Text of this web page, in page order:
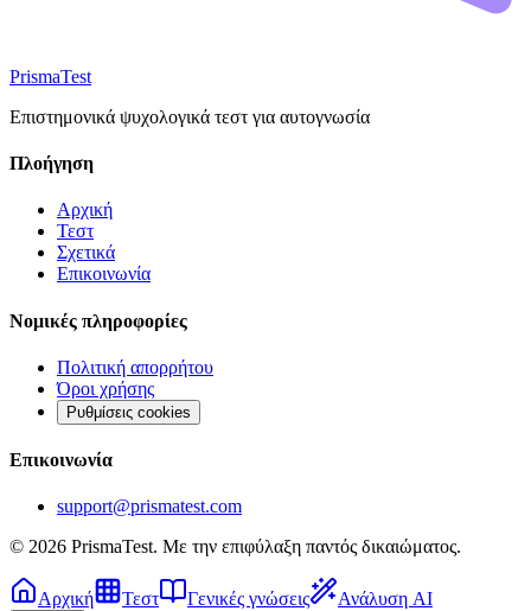
PrismaTest
Επιστημονικά ψυχολογικά τεστ για αυτογνωσία
Πλοήγηση
Αρχική
Τεστ
Σχετικά
Επικοινωνία
Νομικές πληροφορίες
Πολιτική απορρήτου
Όροι χρήσης
Ρυθμίσεις cookies
Επικοινωνία
support@prismatest.com
© 2026 PrismaTest. Με την επιφύλαξη παντός δικαιώματος.
Αρχική Τεστ Γενικές γνώσεις Ανάλυση AI